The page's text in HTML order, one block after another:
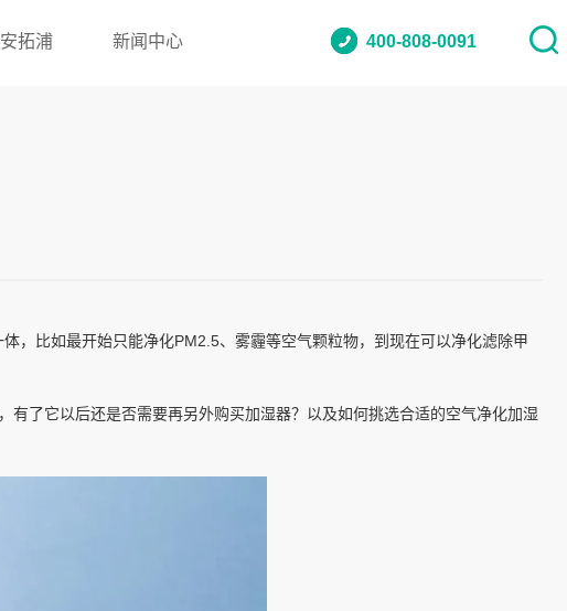
400-808-0091
拓浦 新闻中心
，比如最开始只能净化PM2.5、雾霾等空气颗粒物，到现在可以净化滤除甲
了它以后还是否需要再另外购买加湿器？以及如何挑选合适的空气净化加湿